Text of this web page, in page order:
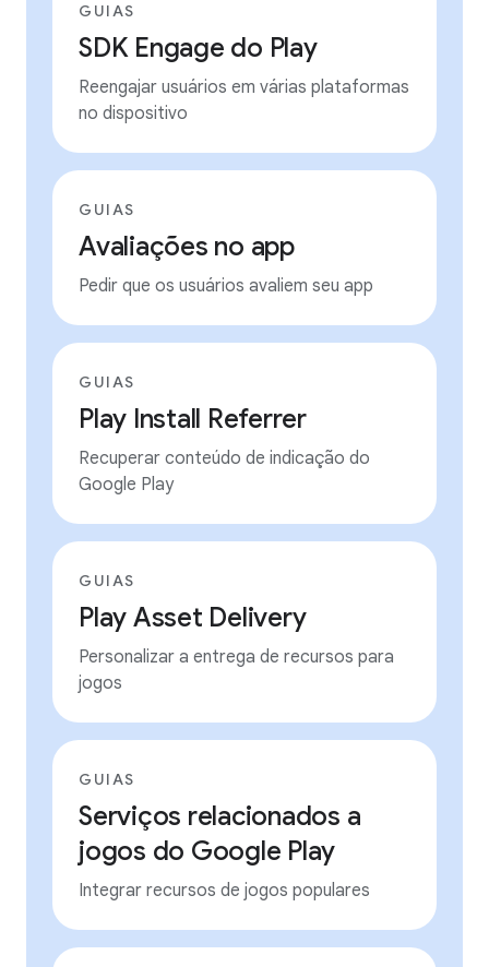
GUIAS
SDK Engage do Play
Reengajar usuários em várias plataformas
no dispositivo
GUIAS
Avaliações no app
Pedir que os usuários avaliem seu app
GUIAS
Play Install Referrer
Recuperar conteúdo de indicação do
Google Play
GUIAS
Play Asset Delivery
Personalizar a entrega de recursos para
jogos
GUIAS
Serviços relacionados a
jogos do Google Play
Integrar recursos de jogos populares